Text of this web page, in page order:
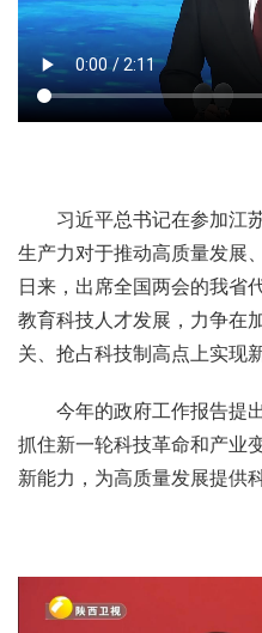
习近平总书记在参加江
生产力对于推动高质量发展
日来，出席全国两会的我省
教育科技人才发展，力争在
关、抢占科技制高点上实现
今年的政府工作报告提
抓住新一轮科技革命和产业
新能力，为高质量发展提供